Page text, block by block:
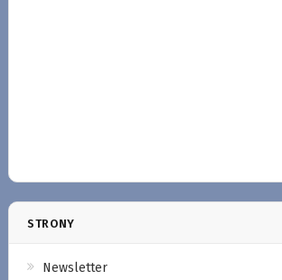
STRONY
Newsletter